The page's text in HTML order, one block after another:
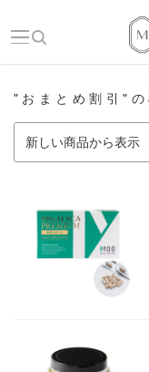
"おまとめ割引"